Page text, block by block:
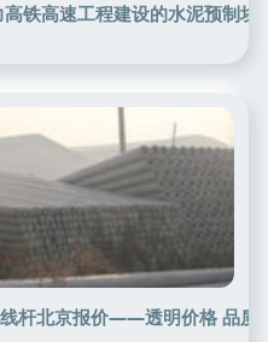
铁高速工程建设的水泥预制块
线杆北京报价——透明价格 品质